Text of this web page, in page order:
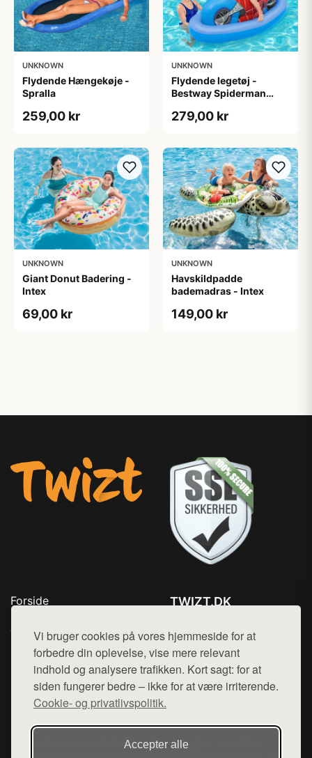
Vi bruger cookies på vores hjemmeside for at
forbedre din oplevelse, vise mere relevant
indhold og analysere trafikken. Kort sagt: for at
siden fungerer bedre – ikke for at være irriterende.
Cookie- og privatlivspolitik.
Accepter alle
UNKNOWN
Flydende Hængekøje -
Spralla
259,00 kr
UNKNOWN
Flydende legetøj -
Bestway Spiderman
279,00 kr
UNKNOWN
Giant Donut Badering -
Intex
69,00 kr
UNKNOWN
Havskildpadde
bademadras - Intex
149,00 kr
Forside
Top Rabatter
Kontakt
TWIZT.DK
Mail: hej@want.dk
Cookie- og privatlivspolitik
Denne side er en del af want.dk, der udgiver en række